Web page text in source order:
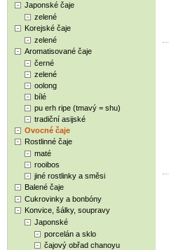
Japonské čaje
zelené
Korejské čaje
zelené
Aromatisované čaje
černé
zelené
oolong
bílé
pu erh ripe (tmavý = shu)
tradiční asijské
Ovocné čaje
Rostlinné čaje
maté
rooibos
jiné rostlinky a směsi
Balené čaje
Cukrovinky a bonbóny
Konvice, šálky, soupravy
Japonské
porcelán a sklo
čajový obřad chanoyu